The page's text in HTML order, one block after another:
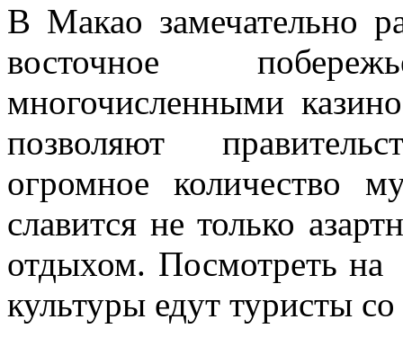
В Макао замечательно
восточное
многочисленными
позволяют
огромное количество
славится не только
отдыхом. Посмотреть
культуры едут туристы